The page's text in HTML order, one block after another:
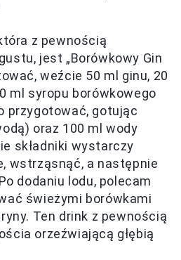
z pewnością
jest „Borówkowy Gin
weźcie 50 ml ginu, 20
ml syropu borówkowego
przygotować, gotując
oraz 100 ml wody
składniki wystarczy
wstrząsnąć, a następnie
dodaniu lodu, polecam
świeżymi borówkami
Ten drink z pewnością
orzeźwiającą głębią